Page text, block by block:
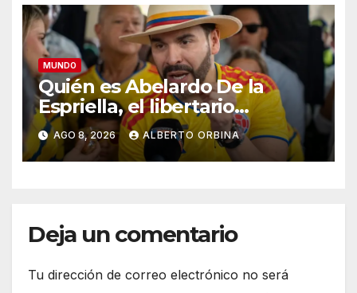
MUNDO
Quién es Abelardo De la
Espriella, el libertario
admirador de Javier Milei que
asumió la presidencia de
Colombia
AGO 8, 2026 ALBERTO ORBINA
Deja un comentario
Tu dirección de correo electrónico no será